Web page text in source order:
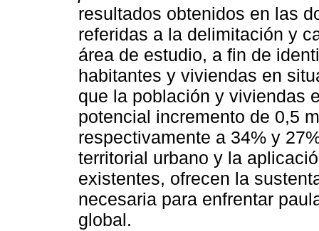
resultados obtenidos en las
referidas a la delimitación y
área de estudio, a fin de
habitantes y viviendas en
que la población y viviendas
potencial incremento de 0,5
respectivamente a 34% y
territorial urbano y la
existentes, ofrecen la
necesaria para enfrentar
global.